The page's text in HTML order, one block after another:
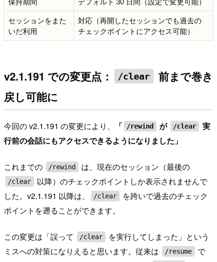
セッションをまた
いだ利用
対応（再開したセッションでも過去の
チェックポイントにアクセス可能）
v2.1.191 での変更点： /clear
前まで巻き
戻し可能に
今回の v2.1.191 の変更により、 「 /rewind が /clear
実
行前の会話にもアクセスできるようになりました」
これまでの /rewind は、現在のセッション（最後の
/clear
以降）のチェックポイントしか表示されませんで
した。v2.1.191 以降は、
/clear
を跨いで過去のチェック
ポイントを遡ることができます。
この変更は「誤って /clear
を実行してしまった」という
ミスへの対策になりえると思います。従来は
/resume
で